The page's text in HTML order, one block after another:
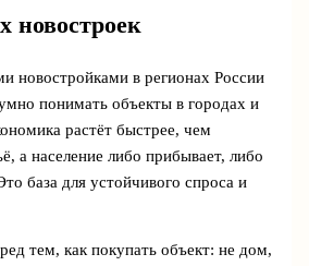
новостроек
новостройками в регионах России
понимать объекты в городах и
растёт быстрее, чем
а население либо прибывает, либо
база для устойчивого спроса и
тем, как покупать объект: не дом,